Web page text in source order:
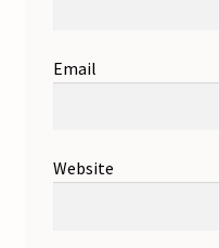
Email
Website